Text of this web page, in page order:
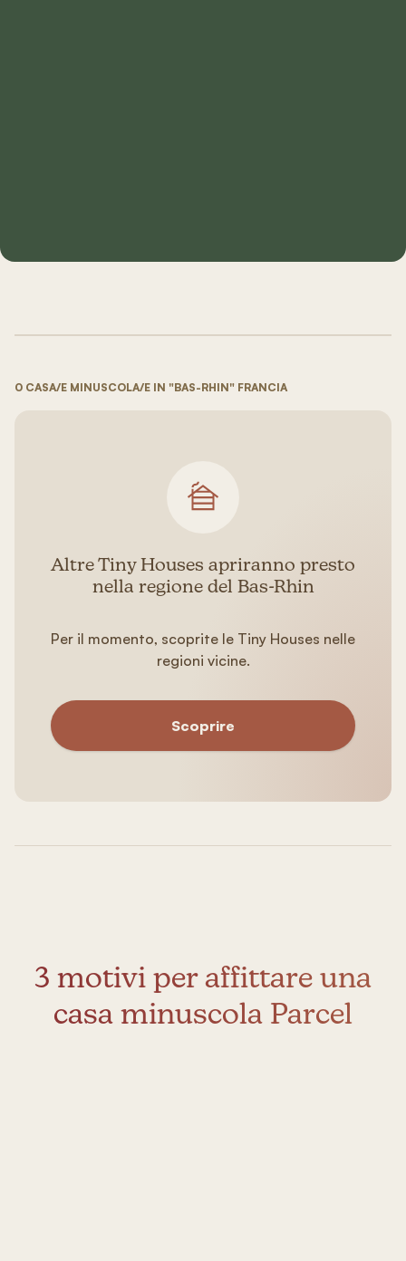
0 CASA/E MINUSCOLA/E IN "BAS-RHIN" FRANCIA
Altre Tiny Houses apriranno presto
nella regione del Bas-Rhin
Per il momento, scoprite le Tiny Houses nelle
regioni vicine.
Scoprire
3 motivi per affittare una
casa minuscola Parcel